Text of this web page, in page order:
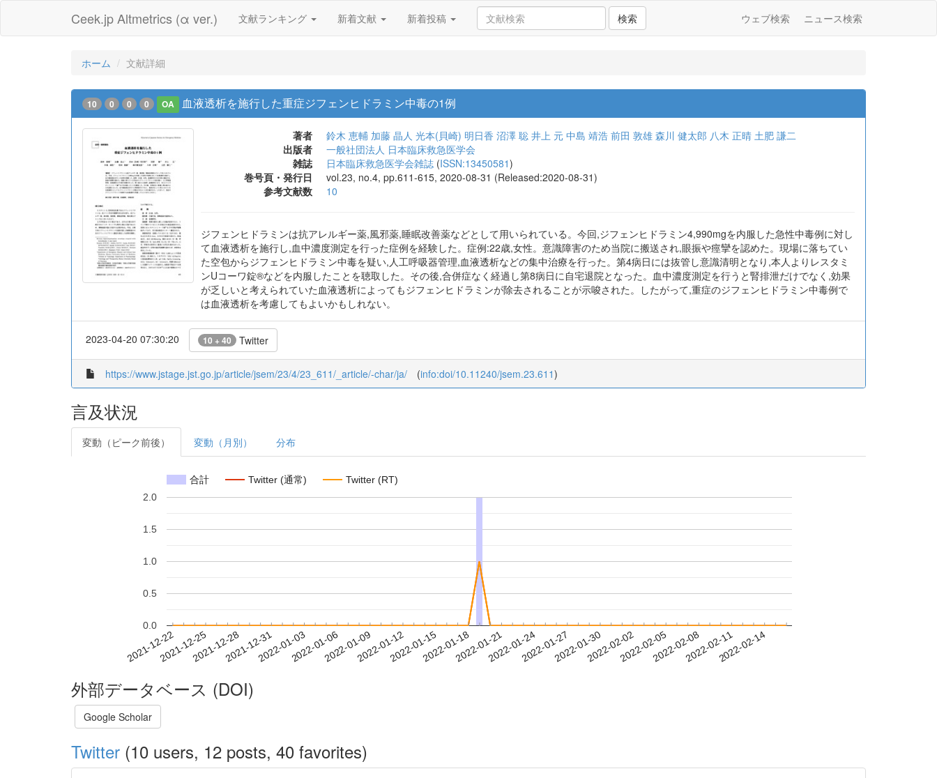
Ceek.jp Altmetrics (α ver.) 文献ランキング 新着文献 新着投稿 検索 ウェブ検索 ニュース検索
ホーム 文献詳細
10 0 0 0 OA 血液透析を施行した重症ジフェンヒドラミン中毒の1例
著者 鈴木 恵輔 加藤 晶人 光本(貝崎) 明日香 沼澤 聡 井上 元 中島 靖浩 前田 敦雄 森川 健太郎 八木 正晴 土肥 謙二
出版者
一般社団法人 日本臨床救急医学会
雑誌
日本臨床救急医学会雑誌 (ISSN:13450581)
巻号頁・発行日
vol.23, no.4, pp.611-615, 2020-08-31 (Released:2020-08-31)
参考文献数
10
ジフェンヒドラミンは抗アレルギー薬,風邪薬,睡眠改善薬などとして用いられている。今回,ジフェンヒドラミン4,990mgを内服した急性中毒例に対し
て血液透析を施行し,血中濃度測定を行った症例を経験した。症例:22歳,女性。意識障害のため当院に搬送され,眼振や痙攣を認めた。現場に落ちてい
た空包からジフェンヒドラミン中毒を疑い,人工呼吸器管理,血液透析などの集中治療を行った。第4病日には抜管し意識清明となり,本人よりレスタミ
ンUコーワ錠®などを内服したことを聴取した。その後,合併症なく経過し第8病日に自宅退院となった。血中濃度測定を行うと腎排泄だけでなく,効果
が乏しいと考えられていた血液透析によってもジフェンヒドラミンが除去されることが示唆された。したがって,重症のジフェンヒドラミン中毒例で
は血液透析を考慮してもよいかもしれない。
2023-04-20 07:30:20 10 + 40 Twitter
https://www.jstage.jst.go.jp/article/jsem/23/4/23_611/_article/-char/ja/ (info:doi/10.11240/jsem.23.611)
言及状況
変動（ピーク前後） 変動（月別） 分布
合計 Twitter (通常) Twitter (RT)
2021-12-222021-12-252021-12-282021-12-312022-01-032022-01-062022-01-092022-01-122022-01-152022-01-182022-01-212022-01-242022-01-272022-01-302022-02-022022-02-052022-02-082022-02-112022-02-14
0.0
0.5
1.0
1.5
2.0
外部データベース (DOI)
Google Scholar
Twitter (10 users, 12 posts, 40 favorites)